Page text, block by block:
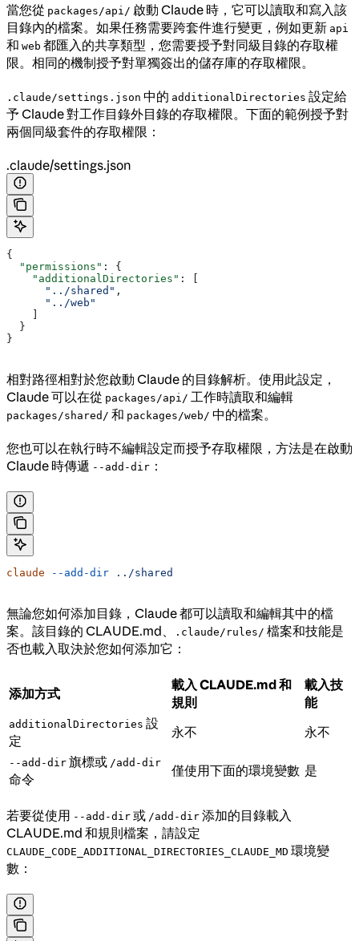
當您從 packages/api/ 啟動 Claude 時，它可以讀取和寫入該
目錄內的檔案。如果任務需要跨套件進行變更，例如更新 api
和 web 都匯入的共享類型，您需要授予對同級目錄的存取權
限。相同的機制授予對單獨簽出的儲存庫的存取權限。
.claude/settings.json 中的 additionalDirectories 設定給
予 Claude 對工作目錄外目錄的存取權限。下面的範例授予對
兩個同級套件的存取權限：
.claude/settings.json
{
  "permissions"
: {
    "additionalDirectories"
: [
      "../shared"
,
      "../web"
    ]
  }
}
相對路徑相對於您啟動 Claude 的目錄解析。使用此設定，
Claude 可以在從 packages/api/ 工作時讀取和編輯
packages/shared/ 和 packages/web/ 中的檔案。
您也可以在執行時不編輯設定而授予存取權限，方法是在啟動
Claude 時傳遞 --add-dir ：
claude --add-dir ../shared
無論您如何添加目錄，Claude 都可以讀取和編輯其中的檔
案。該目錄的 CLAUDE.md、
.claude/rules/ 檔案和技能是
否也載入取決於您如何添加它：
添加方式
載入 CLAUDE.md 和
規則
載入技
能
additionalDirectories 設
定
永不 永不
--add-dir 旗標或 /add-dir
命令
僅使用下面的環境變數 是
若要從使用 --add-dir 或 /add-dir 添加的目錄載入
CLAUDE.md 和規則檔案，請設定
CLAUDE_CODE_ADDITIONAL_DIRECTORIES_CLAUDE_MD 環境變
數：